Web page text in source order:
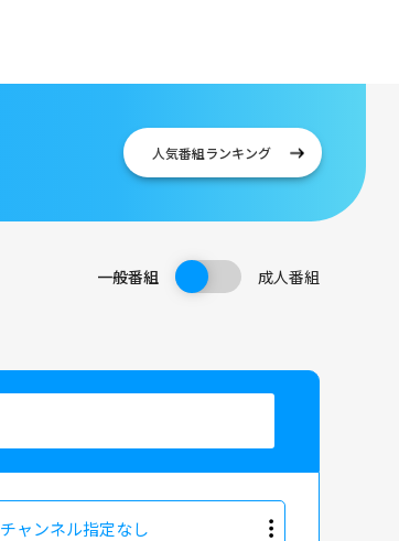
人気番組ランキング
一般番組 成人番組
チャンネル指定なし